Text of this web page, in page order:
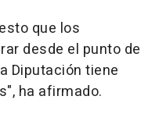
que los
desde el punto de
Diputación tiene
ha afirmado.